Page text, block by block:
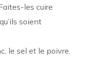
les cuire
soient
le sel et le poivre.